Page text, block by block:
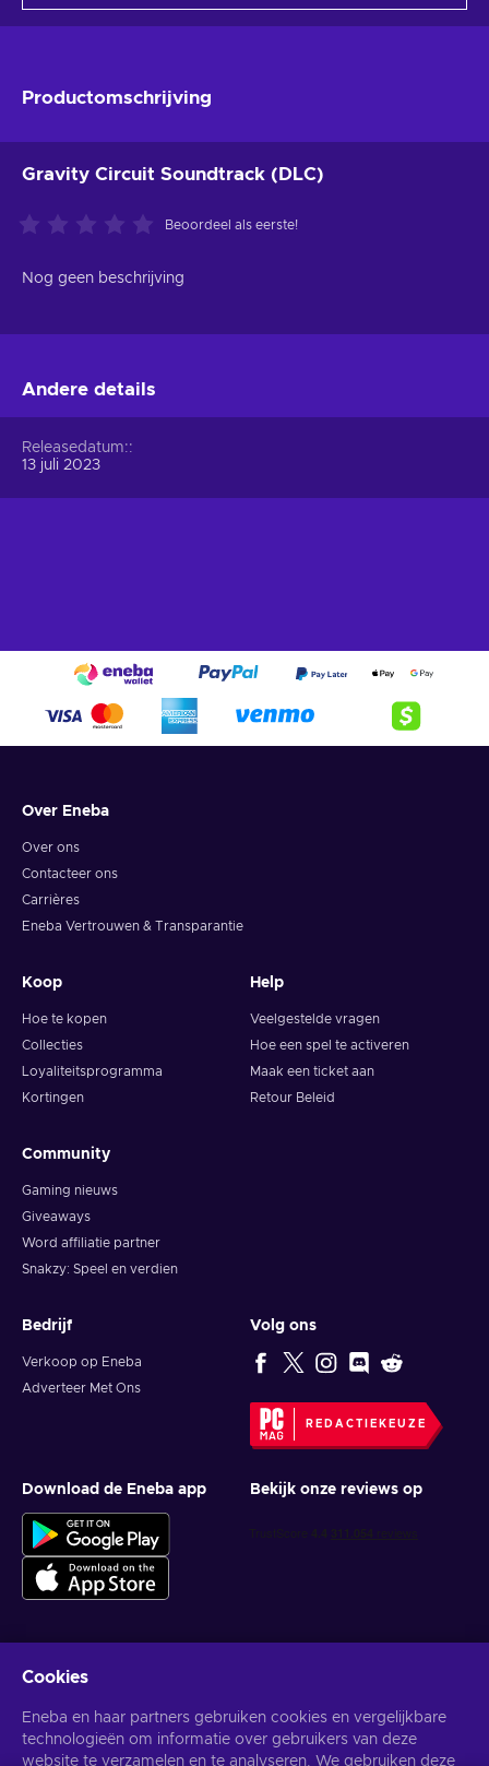
Productomschrijving
Gravity Circuit Soundtrack (DLC)
Beoordeel als eerste!
Nog geen beschrijving
Andere details
Releasedatum:
13 juli 2023
Over Eneba
Over ons
Contacteer ons
Carrières
Eneba Vertrouwen & Transparantie
Koop
Hoe te kopen
Collecties
Loyaliteitsprogramma
Kortingen
Help
Veelgestelde vragen
Hoe een spel te activeren
Maak een ticket aan
Retour Beleid
Community
Gaming nieuws
Giveaways
Word affiliatie partner
Snakzy: Speel en verdien
Bedrijf
Verkoop op Eneba
Adverteer Met Ons
Volg ons
REDACTIEKEUZE
Download de Eneba app Bekijk onze reviews op
Krijg gepersonaliseerde gameaanbiedingen
Abonneer
U kunt zich op elk gewenst moment afmelden. Bezoek dePrivacy
Cookies
Eneba en haar partners gebruiken cookies en vergelijkbare
technologieën om informatie over gebruikers van deze
website te verzamelen en te analyseren. We gebruiken deze